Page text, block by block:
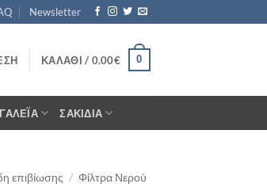
Newsletter
ΚΑΛΆΘΙ / 0.00€ 0
ΣΑΚΊΔΙΑ
επιβίωσης / Φίλτρα Νερού